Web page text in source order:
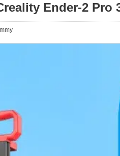
Ender-2 Pro